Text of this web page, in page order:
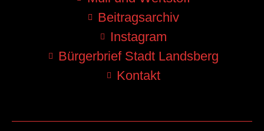
Beitragsarchiv
Instagram
Bürgerbrief Stadt Landsberg
Kontakt